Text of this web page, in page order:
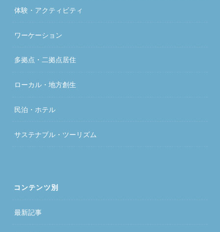
体験・アクティビティ
ワーケーション
多拠点・二拠点居住
ローカル・地方創生
民泊・ホテル
サステナブル・ツーリズム
コンテンツ別
最新記事